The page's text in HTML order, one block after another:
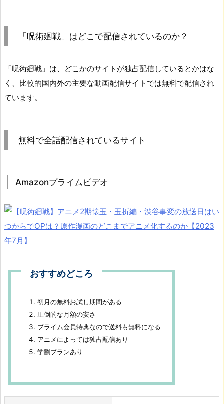
「呪術廻戦」はどこで配信されているのか？
「呪術廻戦」は、どこかのサイトが独占配信しているとかはな
く、比較的国内外の主要な動画配信サイトでは無料で配信され
ています。
無料で全話配信されているサイト
Amazonプライムビデオ
おすすめどころ
初月の無料お試し期間がある
圧倒的な月額の安さ
プライム会員特典なので送料も無料になる
アニメによっては独占配信あり
学割プランあり